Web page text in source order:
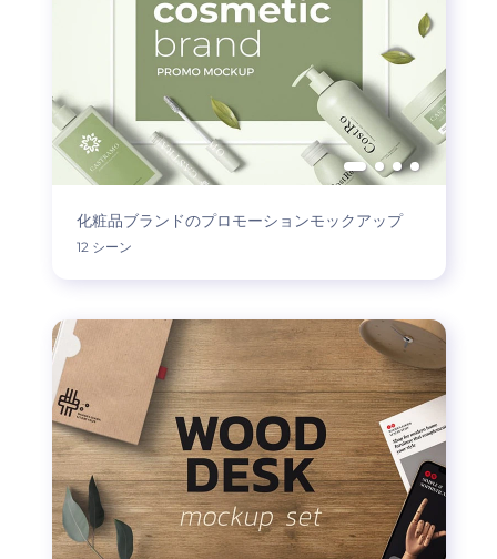
化粧品ブランドのプロモーションモックアップ
12 シーン